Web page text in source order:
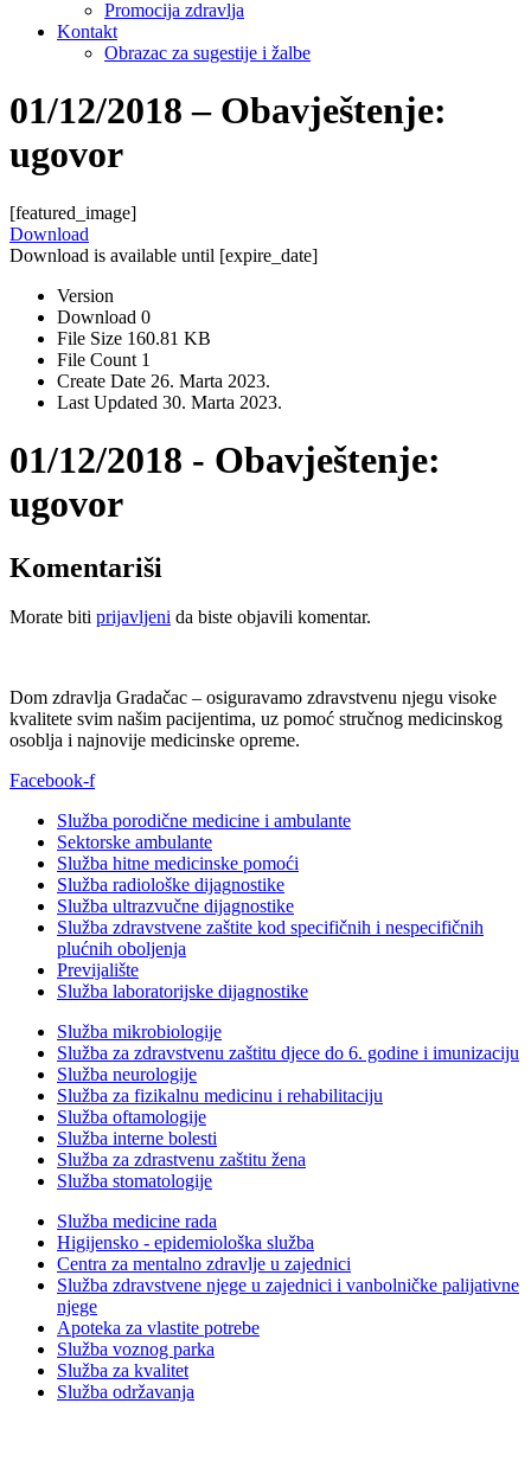
Promocija zdravlja
Kontakt
Obrazac za sugestije i žalbe
01/12/2018 – Obavještenje:
ugovor
[featured_image]
Download
Download is available until [expire_date]
Version
Download 0
File Size 160.81 KB
File Count 1
Create Date 26. Marta 2023.
Last Updated 30. Marta 2023.
01/12/2018 - Obavještenje:
ugovor
Komentariši
Morate biti prijavljeni da biste objavili komentar.
Dom zdravlja Gradačac – osiguravamo zdravstvenu njegu visoke
kvalitete svim našim pacijentima, uz pomoć stručnog medicinskog
osoblja i najnovije medicinske opreme.
Facebook-f
Služba porodične medicine i ambulante
Sektorske ambulante
Služba hitne medicinske pomoći
Služba radiološke dijagnostike
Služba ultrazvučne dijagnostike
Služba zdravstvene zaštite kod specifičnih i nespecifičnih
plućnih oboljenja
Previjalište
Služba laboratorijske dijagnostike
Služba mikrobiologije
Služba za zdravstvenu zaštitu djece do 6. godine i imunizaciju
Služba neurologije
Služba za fizikalnu medicinu i rehabilitaciju
Služba oftamologije
Služba interne bolesti
Služba za zdrastvenu zaštitu žena
Služba stomatologije
Služba medicine rada
Higijensko - epidemiološka služba
Centra za mentalno zdravlje u zajednici
Služba zdravstvene njege u zajednici i vanbolničke palijativne
njege
Apoteka za vlastite potrebe
Služba voznog parka
Služba za kvalitet
Služba održavanja